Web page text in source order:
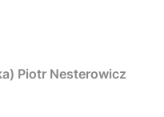
Piotr Nesterowicz